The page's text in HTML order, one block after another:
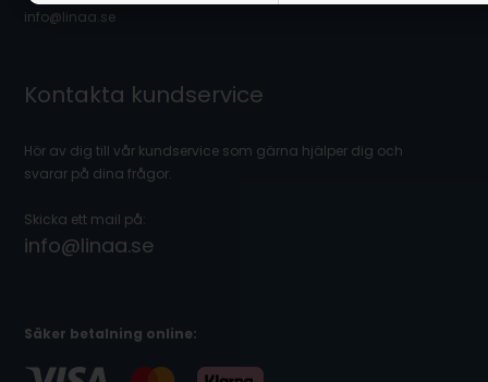
info@linaa.se
Kontakta kundservice
Hör av dig till vår kundservice som gärna hjälper dig och
svarar på dina frågor.
Skicka ett mail på:
info@linaa.se
Säker betalning online: